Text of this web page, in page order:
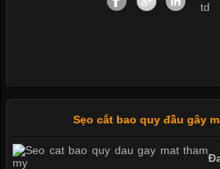
Sẹo cắt bao quy đầu gây